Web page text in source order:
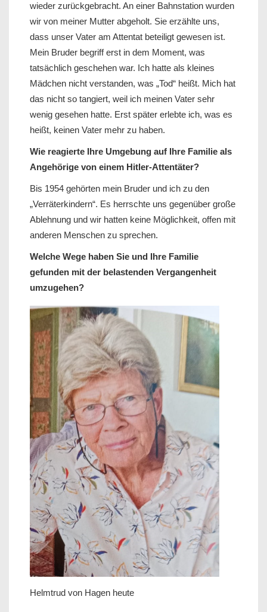
wieder zurückgebracht. An einer Bahnstation wurden
wir von meiner Mutter abgeholt. Sie erzählte uns,
dass unser Vater am Attentat beteiligt gewesen ist.
Mein Bruder begriff erst in dem Moment, was
tatsächlich geschehen war. Ich hatte als kleines
Mädchen nicht verstanden, was „Tod“ heißt. Mich hat
das nicht so tangiert, weil ich meinen Vater sehr
wenig gesehen hatte. Erst später erlebte ich, was es
heißt, keinen Vater mehr zu haben.
Wie reagierte Ihre Umgebung auf Ihre Familie als
Angehörige von einem Hitler-Attentäter?
Bis 1954 gehörten mein Bruder und ich zu den
„Verräterkindern“. Es herrschte uns gegenüber große
Ablehnung und wir hatten keine Möglichkeit, offen mit
anderen Menschen zu sprechen.
Welche Wege haben Sie und Ihre Familie
gefunden mit der belastenden Vergangenheit
umzugehen?
Helmtrud von Hagen heute